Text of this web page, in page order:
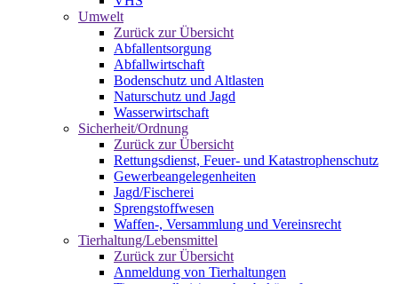
Umwelt
Zurück zur Übersicht
Abfallentsorgung
Abfallwirtschaft
Bodenschutz und Altlasten
Naturschutz und Jagd
Wasserwirtschaft
Sicherheit/Ordnung
Zurück zur Übersicht
Rettungsdienst, Feuer- und Katastrophenschutz
Gewerbeangelegenheiten
Jagd/Fischerei
Sprengstoffwesen
Waffen-, Versammlung und Vereinsrecht
Tierhaltung/Lebensmittel
Zurück zur Übersicht
Anmeldung von Tierhaltungen